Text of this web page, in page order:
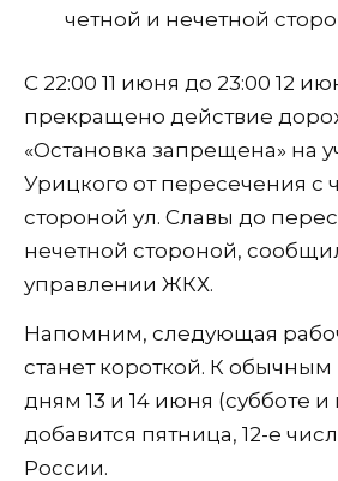
четной и нечетной
С 22:00 11 июня до 23:00 12
прекращено действие
«Остановка запрещена» на
Урицкого от пересечения с
стороной ул. Славы до
нечетной стороной,
управлении ЖКХ.
Напомним, следующая
станет короткой. К
дням 13 и 14 июня (субботе
добавится пятница, 12-е
России.